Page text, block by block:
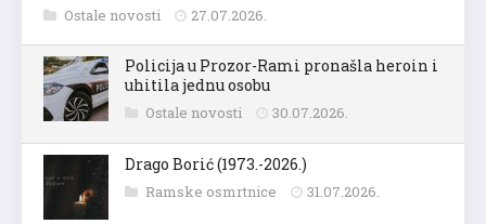
Ostale novosti 27.07.2026.
Policija u Prozor-Rami pronašla heroin i
uhitila jednu osobu
Ostale novosti 30.07.2026.
Drago Borić (1973.-2026.)
Ramske osmrtnice 31.07.2026.